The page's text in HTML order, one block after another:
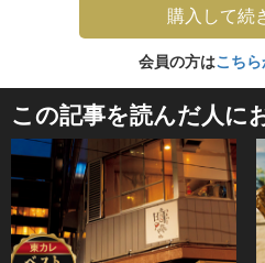
購入して続
会員の方はこち
この記事を読んだ人に